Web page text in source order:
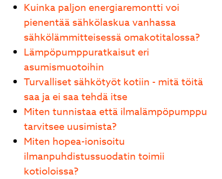
Kuinka paljon energiaremontti voi
pienentää sähkölaskua vanhassa
sähkölämmitteisessä omakotitalossa?
Lämpöpumppuratkaisut eri
asumismuotoihin
Turvalliset sähkötyöt kotiin - mitä töitä
saa ja ei saa tehdä itse
Miten tunnistaa että ilmalämpöpumppu
tarvitsee uusimista?
Miten hopea-ionisoitu
ilmanpuhdistussuodatin toimii
kotioloissa?